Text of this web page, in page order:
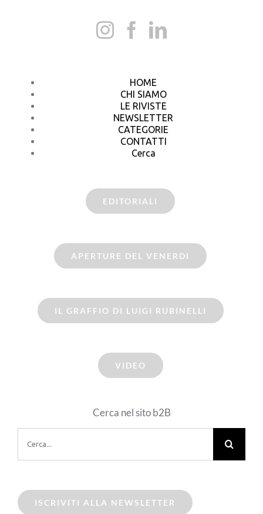
HOME
CHI SIAMO
LE RIVISTE
NEWSLETTER
CATEGORIE
CONTATTI
Cerca
EDITORIALI
APERTURE DEL VENERDI
IL GRAFFIO DI LUIGI RUBINELLI
VIDEO
Cerca nel sito b2B
per:
ISCRIVITI ALLA NEWSLETTER